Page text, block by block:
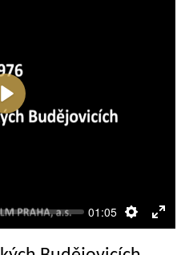
01:05
Přehrát